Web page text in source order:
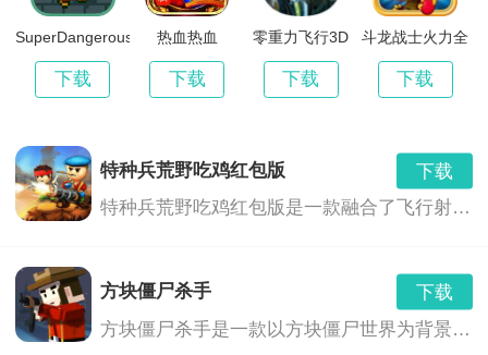
SuperDangerousDungeons
下载
热血热血
下载
零重力飞行3D
下载
斗龙战士火力全
下载
特种兵荒野吃鸡红包版
下载
特种兵荒野吃鸡红包版是一款融合了飞行射击、角色扮演和射击冒险等多种玩法的游戏。玩家将扮演一名特种兵，在荒野中展开一场刺激的生存之战。游戏中，玩家需要利用各种武器和技能，与敌人展开激烈的战斗，同时还要面对各种危险和挑战，如巨型boss、恶劣天气等。此外，游戏中还融入了红包奖励机制，玩家可以通过完成任务或击败敌人获得红包奖励，与其他玩家进行互动交流。
方块僵尸杀手
下载
方块僵尸杀手是一款以方块僵尸世界为背景的飞行射击游戏。在这个世界里，你需要面对不断涌现的僵尸，使用各种武器和道具，来保卫你的家园，寻找生存之路。